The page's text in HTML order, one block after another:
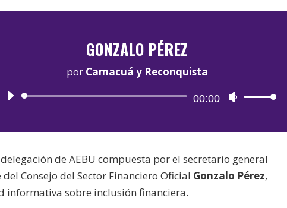
GONZALO PÉREZ
por Camacuá y Reconquista
Reproductor
audio
00:00
Utiliza
teclas
flecha
arriba/abajo
de AEBU compuesta por el secretario general
Consejo del Sector Financiero Oficial Gonzalo Pérez,
informativa sobre inclusión financiera.